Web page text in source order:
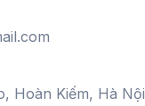
Hoàn Kiếm, Hà Nội